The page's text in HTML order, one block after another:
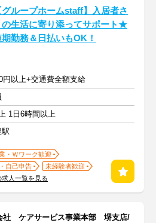
グループホームstaff】入居者さ
の生活に寄り添ってサポート★
期勤務＆日払いもOK！
円以上+交通費全額支給
1日6時間以上
・Ｗワーク歓迎
自己申告
未経験者歓迎
人一覧を見る
社 ケアサービス事業本部 堺支店/